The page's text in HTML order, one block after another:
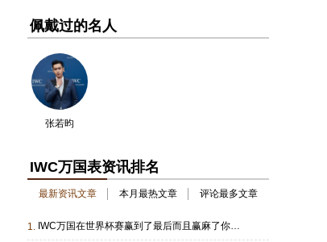
佩戴过的名人
张若昀
IWC万国表资讯排名
最新资讯文章 本月最热文章 评论最多文章
1. IWC万国在世界杯赛赢到了最后而且赢麻了你知道吗...